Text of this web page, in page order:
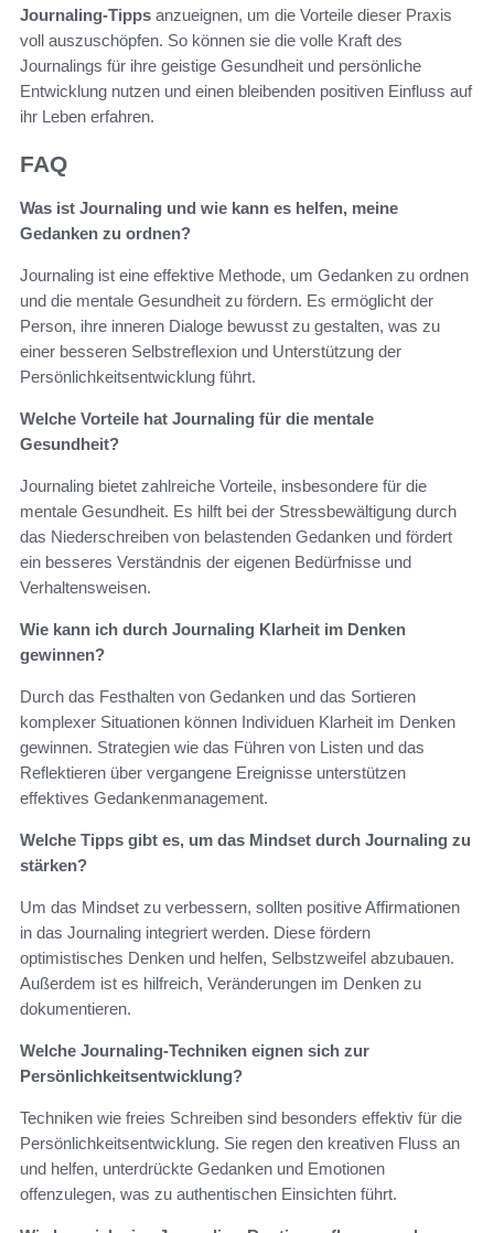
Journaling-Tipps anzueignen, um die Vorteile dieser Praxis
voll auszuschöpfen. So können sie die volle Kraft des
Journalings für ihre geistige Gesundheit und persönliche
Entwicklung nutzen und einen bleibenden positiven Einfluss auf
ihr Leben erfahren.
FAQ
Was ist Journaling und wie kann es helfen, meine
Gedanken zu ordnen?
Journaling ist eine effektive Methode, um Gedanken zu ordnen
und die mentale Gesundheit zu fördern. Es ermöglicht der
Person, ihre inneren Dialoge bewusst zu gestalten, was zu
einer besseren Selbstreflexion und Unterstützung der
Persönlichkeitsentwicklung führt.
Welche Vorteile hat Journaling für die mentale
Gesundheit?
Journaling bietet zahlreiche Vorteile, insbesondere für die
mentale Gesundheit. Es hilft bei der Stressbewältigung durch
das Niederschreiben von belastenden Gedanken und fördert
ein besseres Verständnis der eigenen Bedürfnisse und
Verhaltensweisen.
Wie kann ich durch Journaling Klarheit im Denken
gewinnen?
Durch das Festhalten von Gedanken und das Sortieren
komplexer Situationen können Individuen Klarheit im Denken
gewinnen. Strategien wie das Führen von Listen und das
Reflektieren über vergangene Ereignisse unterstützen
effektives Gedankenmanagement.
Welche Tipps gibt es, um das Mindset durch Journaling zu
stärken?
Um das Mindset zu verbessern, sollten positive Affirmationen
in das Journaling integriert werden. Diese fördern
optimistisches Denken und helfen, Selbstzweifel abzubauen.
Außerdem ist es hilfreich, Veränderungen im Denken zu
dokumentieren.
Welche Journaling-Techniken eignen sich zur
Persönlichkeitsentwicklung?
Techniken wie freies Schreiben sind besonders effektiv für die
Persönlichkeitsentwicklung. Sie regen den kreativen Fluss an
und helfen, unterdrückte Gedanken und Emotionen
offenzulegen, was zu authentischen Einsichten führt.